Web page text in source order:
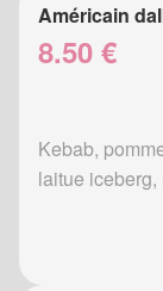
Américain
8.50 €
Kebab,
laitue